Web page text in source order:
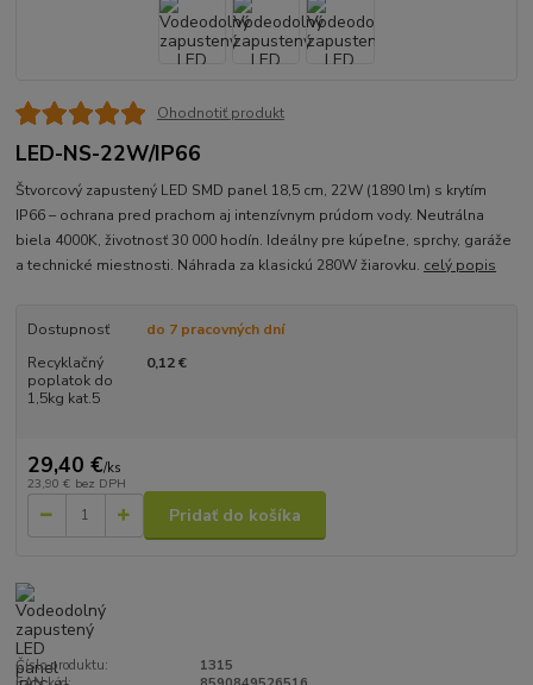
Ohodnotiť produkt
LED-NS-22W/IP66
Štvorcový zapustený LED SMD panel 18,5 cm, 22W (1890 lm) s krytím
IP66 – ochrana pred prachom aj intenzívnym prúdom vody. Neutrálna
biela 4000K, životnosť 30 000 hodín. Ideálny pre kúpeľne, sprchy, garáže
a technické miestnosti. Náhrada za klasickú 280W žiarovku. celý popis
Dostupnosť
do 7 pracovných dní
Recyklačný
poplatok do
1,5kg kat.5
0,12 €
29,40 €/ks
23,90 € bez DPH
Pridať do košíka
Číslo produktu:
1315